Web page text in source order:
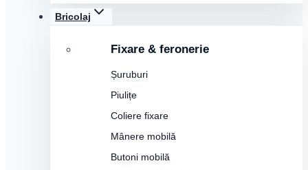
Bricolaj
Fixare & feronerie
Șuruburi
Piulițe
Coliere fixare
Mânere mobilă
Butoni mobilă